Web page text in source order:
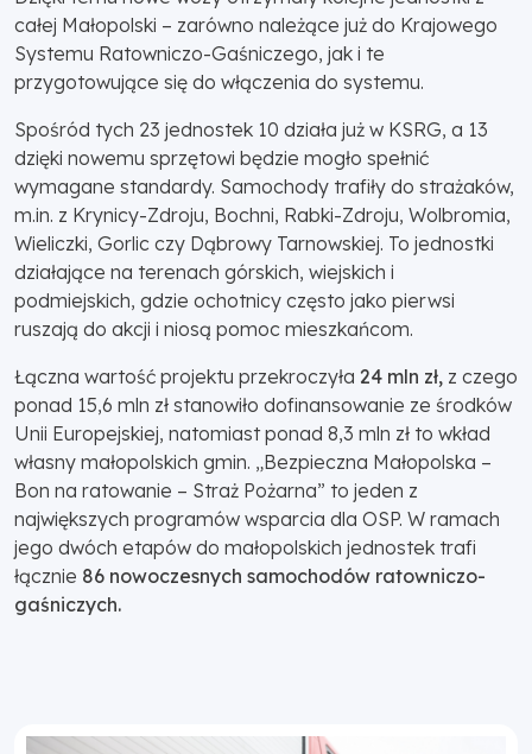
całej Małopolski – zarówno należące już do Krajowego
Systemu Ratowniczo-Gaśniczego, jak i te
przygotowujące się do włączenia do systemu.
Spośród tych 23 jednostek 10 działa już w KSRG, a 13
dzięki nowemu sprzętowi będzie mogło spełnić
wymagane standardy. Samochody trafiły do strażaków,
m.in. z Krynicy-Zdroju, Bochni, Rabki-Zdroju, Wolbromia,
Wieliczki, Gorlic czy Dąbrowy Tarnowskiej. To jednostki
działające na terenach górskich, wiejskich i
podmiejskich, gdzie ochotnicy często jako pierwsi
ruszają do akcji i niosą pomoc mieszkańcom.
Łączna wartość projektu przekroczyła 24 mln zł, z czego
ponad 15,6 mln zł stanowiło dofinansowanie ze środków
Unii Europejskiej, natomiast ponad 8,3 mln zł to wkład
własny małopolskich gmin. „Bezpieczna Małopolska –
Bon na ratowanie – Straż Pożarna” to jeden z
największych programów wsparcia dla OSP. W ramach
jego dwóch etapów do małopolskich jednostek trafi
łącznie 86 nowoczesnych samochodów ratowniczo-
gaśniczych.